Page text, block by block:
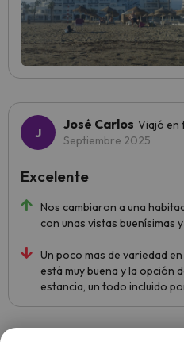
José Carlos Viajó en
Septiembre 2025
Nos cambiaron a una
con unas vistas buenísimas
Un poco mas de variedad
está muy buena y la opción
estancia, un todo incluido
Excelente